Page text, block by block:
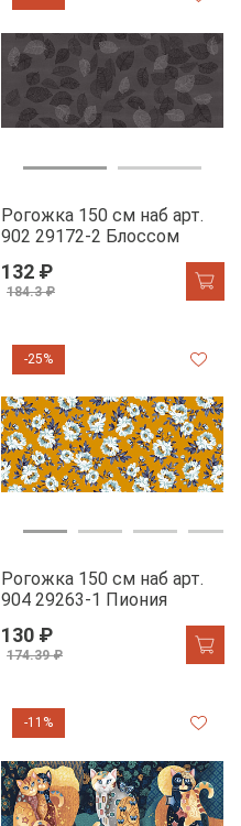
Рогожка 150 см наб арт.
902 29172-2 Блоссом
132 ₽
184.3 ₽
-25%
Рогожка 150 см наб арт.
904 29263-1 Пиония
130 ₽
174.39 ₽
-11%